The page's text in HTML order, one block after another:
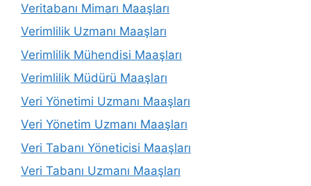
Veritabanı Mimarı Maaşları
Verimlilik Uzmanı Maaşları
Verimlilik Mühendisi Maaşları
Verimlilik Müdürü Maaşları
Veri Yönetimi Uzmanı Maaşları
Veri Yönetim Uzmanı Maaşları
Veri Tabanı Yöneticisi Maaşları
Veri Tabanı Uzmanı Maaşları